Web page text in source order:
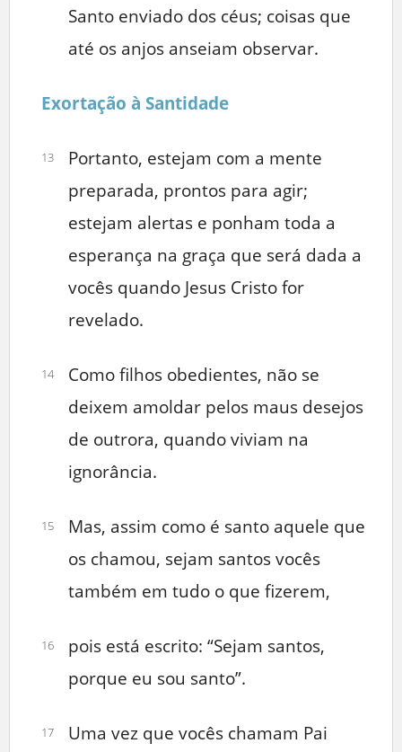
Santo enviado dos céus; coisas que
até os anjos anseiam observar.
Exortação à Santidade
13
Portanto, estejam com a mente
preparada, prontos para agir;
estejam alertas e ponham toda a
esperança na graça que será dada a
vocês quando Jesus Cristo for
revelado.
14
Como filhos obedientes, não se
deixem amoldar pelos maus desejos
de outrora, quando viviam na
ignorância.
15
Mas, assim como é santo aquele que
os chamou, sejam santos vocês
também em tudo o que fizerem,
16
pois está escrito: “Sejam santos,
porque eu sou santo”.
17
Uma vez que vocês chamam Pai